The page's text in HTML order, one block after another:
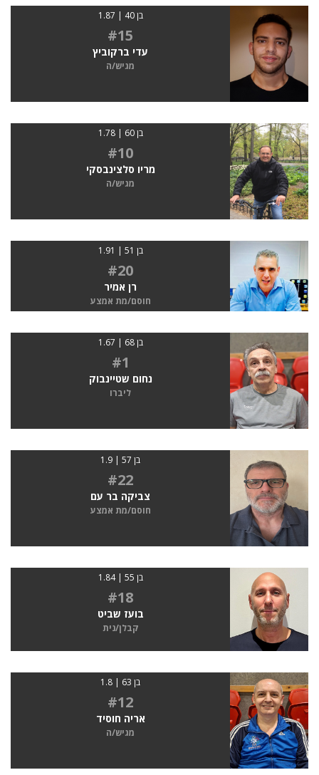
בן 40 | 1.87
#15
עדי ברקוביץ
מגיש/ה
בן 60 | 1.78
#10
מריו סלצינבסקי
מגיש/ה
בן 51 | 1.91
#20
רן אמיר
חוסם/מת אמצע
בן 68 | 1.67
#1
נחום שטיינבוק
ליברו
בן 57 | 1.9
#22
צביקה בר עם
חוסם/מת אמצע
בן 55 | 1.84
#18
בועז שביט
קבלן/נית
בן 63 | 1.8
#12
אריה חוסיד
מגיש/ה